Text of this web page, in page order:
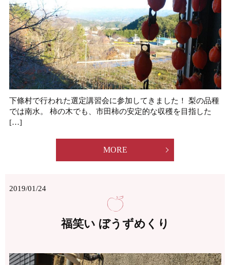
下條村で行われた選定講習会に参加してきました！ 梨の品種
では南水。 柿の木でも、市田柿の安定的な収穫を目指した
[…]
MORE
2019/01/24
福笑い ぼうずめくり